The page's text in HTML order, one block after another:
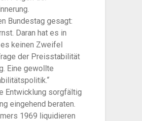
Bundestag gesagt:
Daran hat es in
keinen Zweifel
der Preisstabilität
Eine gewollte
Entwicklung sorgfältig
eingehend beraten.
1969 liquidieren